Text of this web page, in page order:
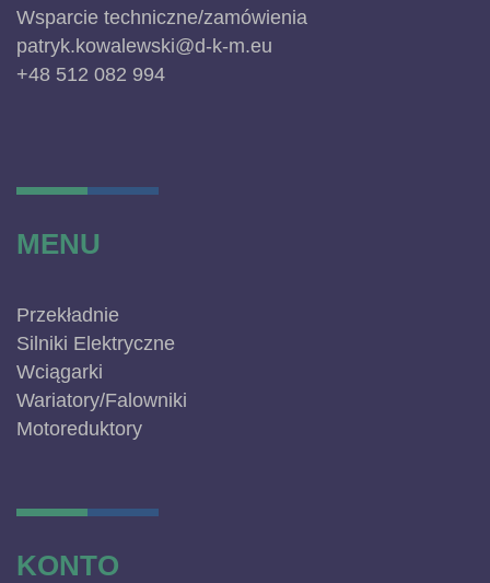
Wsparcie techniczne/zamówienia
patryk.kowalewski@d-k-m.eu
+48 512 082 994
MENU
Przekładnie
Silniki Elektryczne
Wciągarki
Wariatory/Falowniki
Motoreduktory
KONTO